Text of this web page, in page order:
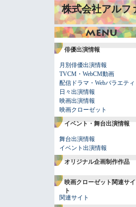
株式会社アルフ
俳優出演情報
月別俳優出演情報
TVCM・WebCM動画
配信ドラマ・Webバラエティ
日々出演情報
映画出演情報
映画クローゼット
イベント・舞台出演情報
舞台出演情報
イベント出演情報
オリジナル企画制作作品
映画クローゼット関連サイ
ト
関連サイト